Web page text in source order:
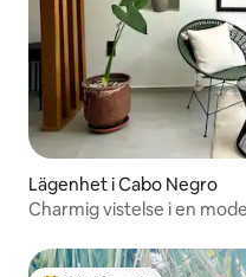
Lägenhet i Cabo Negro
Charmig vistelse i en